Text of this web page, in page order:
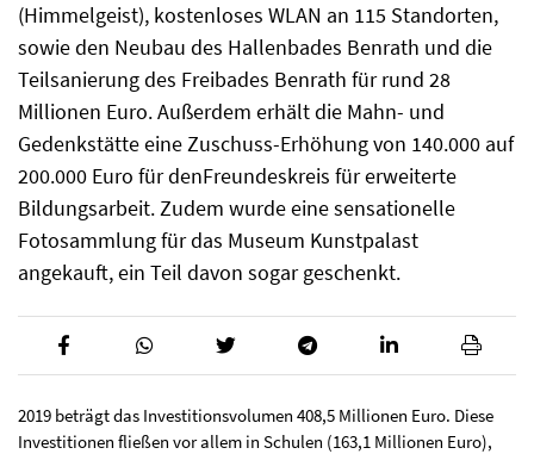
(Himmelgeist), kostenloses WLAN an 115 Standorten,
sowie den Neubau des Hallenbades Benrath und die
Teilsanierung des Freibades Benrath für rund 28
Millionen Euro. Außerdem erhält die Mahn- und
Gedenkstätte eine Zuschuss-Erhöhung von 140.000 auf
200.000 Euro für denFreundeskreis für erweiterte
Bildungsarbeit. Zudem wurde eine sensationelle
Fotosammlung für das Museum Kunstpalast
angekauft, ein Teil davon sogar geschenkt.
2019 beträgt das Investitionsvolumen 408,5 Millionen Euro. Diese
Investitionen fließen vor allem in Schulen (163,1 Millionen Euro),